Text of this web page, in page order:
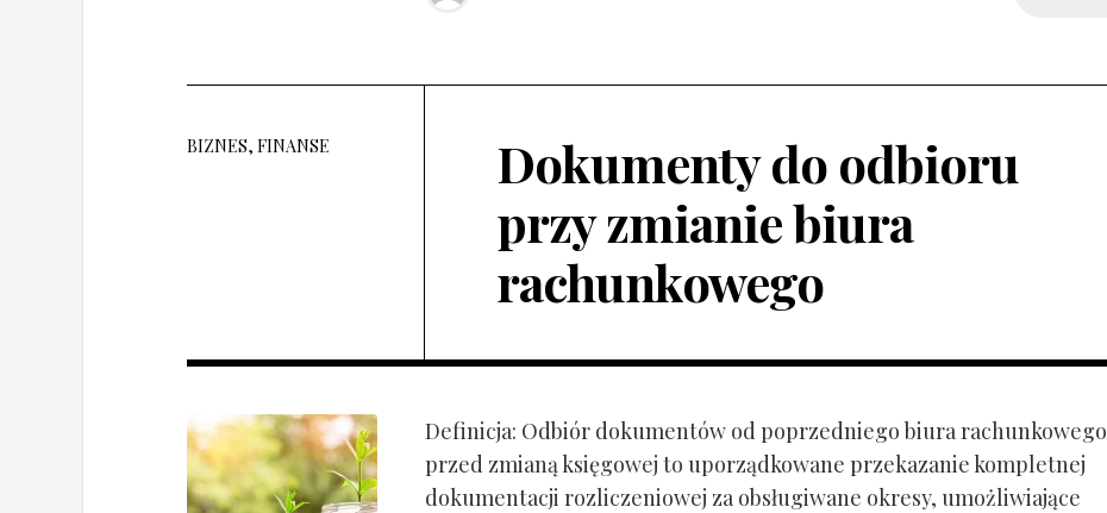
BIZNES, FINANSE
Dokumenty do odbioru
przy zmianie biura
rachunkowego
Definicja: Odbiór dokumentów od poprzedniego biura rachunkowego
przed zmianą księgowej to uporządkowane przekazanie kompletnej
dokumentacji rozliczeniowej za obsługiwane okresy, umożliwiające